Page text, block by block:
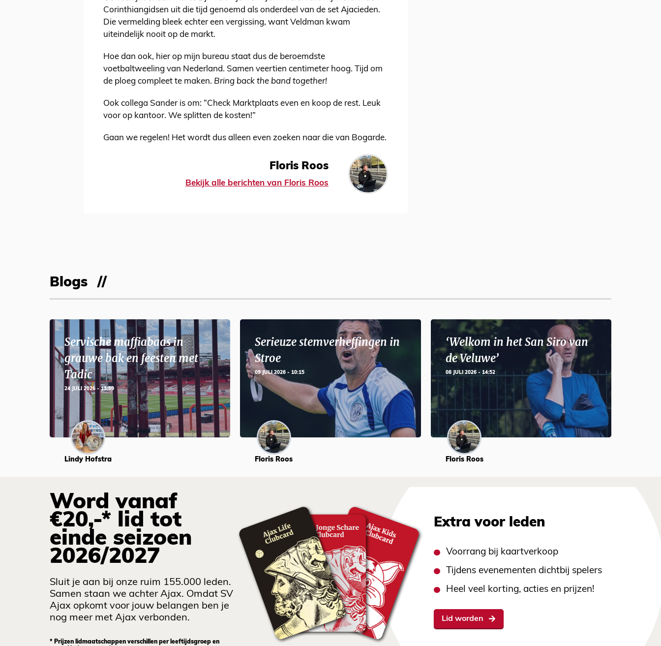
Corinthiangidsen uit die tijd genoemd als onderdeel van de set Ajacieden.
Die vermelding bleek echter een vergissing, want Veldman kwam
uiteindelijk nooit op de markt.
Hoe dan ook, hier op mijn bureau staat dus de beroemdste
voetbaltweeling van Nederland. Samen veertien centimeter hoog. Tijd om
de ploeg compleet te maken. Bring back the band together!
Ook collega Sander is om: “Check Marktplaats even en koop de rest. Leuk
voor op kantoor. We splitten de kosten!”
Gaan we regelen! Het wordt dus alleen even zoeken naar die van Bogarde.
Floris Roos
Bekijk alle berichten van Floris Roos
Blogs
Servische maffiabaas in
grauwe bak en feesten met
Tadic
24 JULI 2026 - 11:59
Lindy Hofstra
Serieuze stemverheffingen in
Stroe
09 JULI 2026 - 10:15
Floris Roos
‘Welkom in het San Siro van
de Veluwe’
08 JULI 2026 - 14:52
Floris Roos
Word vanaf
€20,-* lid tot
einde seizoen
2026/2027
Sluit je aan bij onze ruim 155.000 leden.
Samen staan we achter Ajax. Omdat SV
Ajax opkomt voor jouw belangen ben je
nog meer met Ajax verbonden.
* Prijzen lidmaatschappen verschillen per leeftijdsgroep en
Extra voor leden
Voorrang bij kaartverkoop
Tijdens evenementen dichtbij spelers
Heel veel korting, acties en prijzen!
Lid worden